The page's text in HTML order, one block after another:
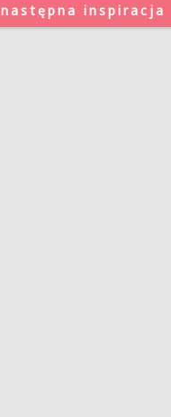
następna inspiracja